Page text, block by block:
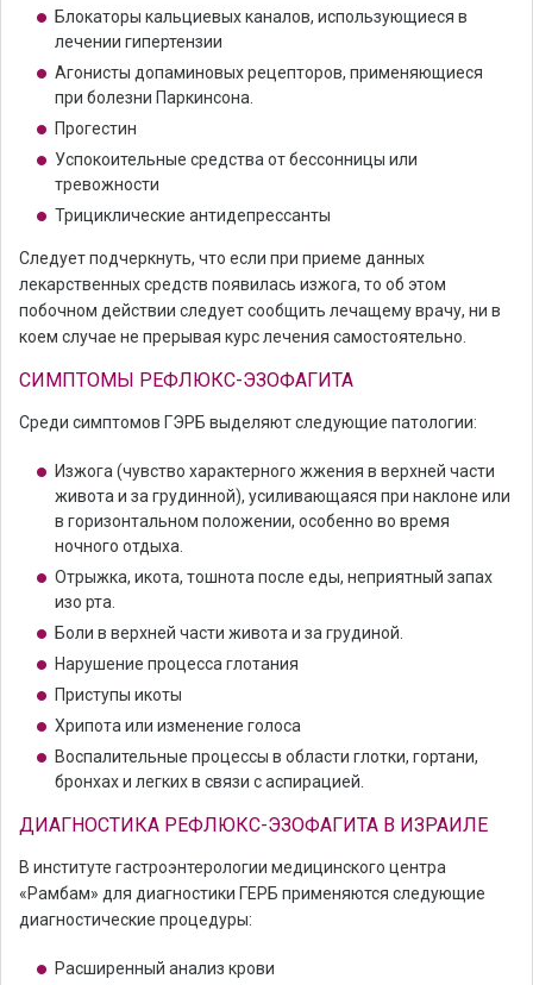
Блокаторы кальциевых каналов, использующиеся в
лечении гипертензии
Агонисты допаминовых рецепторов, применяющиеся
при болезни Паркинсона.
Прогестин
Успокоительные средства от бессонницы или
тревожности
Трициклические антидепрессанты
Следует подчеркнуть, что если при приеме данных
лекарственных средств появилась изжога, то об этом
побочном действии следует сообщить лечащему врачу, ни в
коем случае не прерывая курс лечения самостоятельно.
СИМПТОМЫ РЕФЛЮКС-ЭЗОФАГИТА
Среди симптомов ГЭРБ выделяют следующие патологии:
Изжога (чувство характерного жжения в верхней части
живота и за грудинной), усиливающаяся при наклоне или
в горизонтальном положении, особенно во время
ночного отдыха.
Отрыжка, икота, тошнота после еды, неприятный запах
изо рта.
Боли в верхней части живота и за грудиной.
Нарушение процесса глотания
Приступы икоты
Хрипота или изменение голоса
Воспалительные процессы в области глотки, гортани,
бронхах и легких в связи с аспирацией.
ДИАГНОСТИКА РЕФЛЮКС-ЭЗОФАГИТА В ИЗРАИЛЕ
В институте гастроэнтерологии медицинского центра
«Рамбам» для диагностики ГЕРБ применяются следующие
диагностические процедуры:
Расширенный анализ крови